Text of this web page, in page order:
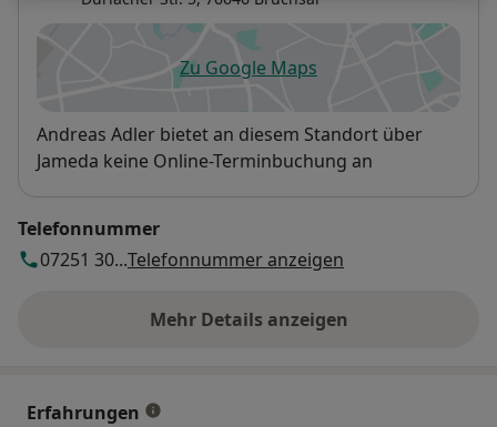
Zu Google Mapsöffnet in einer neuen
Verfügbarkeit
Andreas Adler bietet an diesem Standort über
Jameda keine Online-Terminbuchung an
Telefonnummer
07251 30...Telefonnummer anzeigen
Mehr Details anzeigen
über die Adresse
Erfahrungen